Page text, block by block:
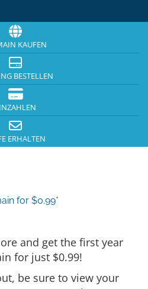
KAUFEN
BESTELLEN
ERHALTEN
for $0.99*
and get the first year
for just $0.99!
be sure to view your